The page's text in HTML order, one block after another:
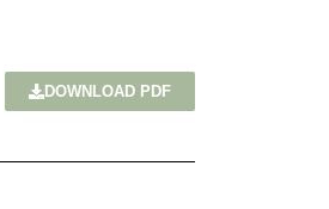
DOWNLOAD PDF